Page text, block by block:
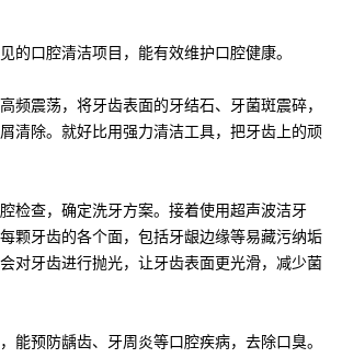
的口腔清洁项目，能有效维护口腔健康。
频震荡，将牙齿表面的牙结石、牙菌斑震碎，
清除。就好比用强力清洁工具，把牙齿上的顽
检查，确定洗牙方案。接着使用超声波洁牙
颗牙齿的各个面，包括牙龈边缘等易藏污纳垢
对牙齿进行抛光，让牙齿表面更光滑，减少菌
能预防龋齿、牙周炎等口腔疾病，去除口臭。